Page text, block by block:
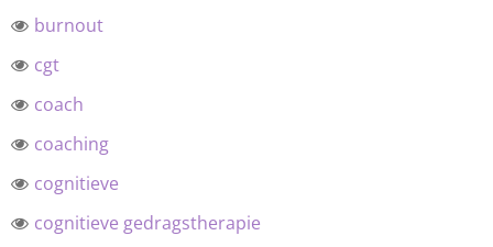
burnout
cgt
coach
coaching
cognitieve
cognitieve gedragstherapie